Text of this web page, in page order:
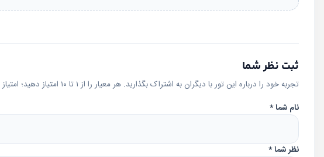
ثبت نظر شما
تجربه خود را درباره این تور با دیگران به اشتراک بگذارید. هر معیار را از ۱ تا ۱۰ امتیاز دهید؛ امتیاز کلی به‌صورت خودکار محاسبه می‌شود.
نام شما*
نظر شما*